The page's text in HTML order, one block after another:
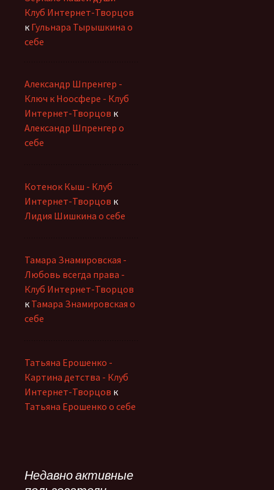
Клуб Интернет-Творцов
к Гульнара Тырышкина о
себе
Александр Шпренгер -
Ключ к Ноосфере - Клуб
Интернет-Творцов к
Александр Шпренгер о
себе
Котенок Кыш - Клуб
Интернет-Творцов к
Лидия Шишкина о себе
Тамара Знамировская -
Любовь всегда права -
Клуб Интернет-Творцов
к Тамара Знамировская о
себе
Татьяна Ерошенко -
Картина детства - Клуб
Интернет-Творцов к
Татьяна Ерошенко о себе
Недавно активные